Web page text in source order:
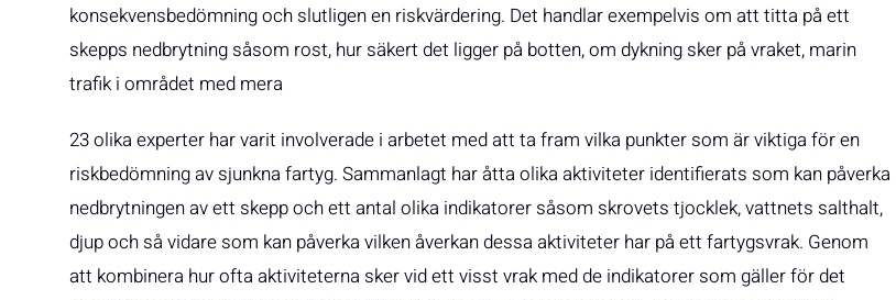
konsekvensbedömning och slutligen en riskvärdering. Det handlar exempelvis om att titta på ett
skepps nedbrytning såsom rost, hur säkert det ligger på botten, om dykning sker på vraket, marin
trafik i området med mera
23 olika experter har varit involverade i arbetet med att ta fram vilka punkter som är viktiga för en
riskbedömning av sjunkna fartyg. Sammanlagt har åtta olika aktiviteter identifierats som kan påverka
nedbrytningen av ett skepp och ett antal olika indikatorer såsom skrovets tjocklek, vattnets salthalt,
djup och så vidare som kan påverka vilken åverkan dessa aktiviteter har på ett fartygsvrak. Genom
att kombinera hur ofta aktiviteterna sker vid ett visst vrak med de indikatorer som gäller för det